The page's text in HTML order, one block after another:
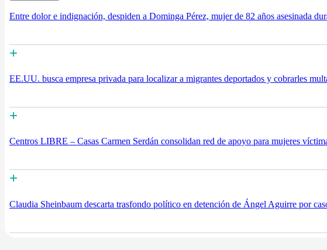
Entre dolor e indignación, despiden a Dominga Pérez, mujer de 82 años asesinada
+
EE.UU. busca empresa privada para localizar a migrantes deportados y cobrarles
+
Centros LIBRE – Casas Carmen Serdán consolidan red de apoyo para mujeres
+
Claudia Sheinbaum descarta trasfondo político en detención de Ángel Aguirre por